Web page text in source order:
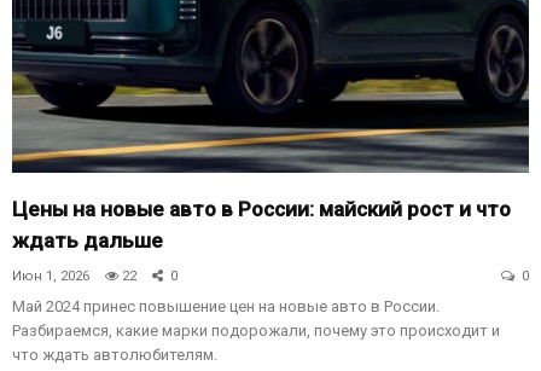
Цены на новые авто в России: майский рост и что
ждать дальше
Июн 1, 2026 22 0 0
Май 2024 принес повышение цен на новые авто в России.
Разбираемся, какие марки подорожали, почему это происходит и
что ждать автолюбителям.